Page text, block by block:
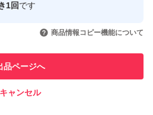
引を完了させた実績があります
での取引実績があります
1回です
商品情報コピー機能について
品ページへ
キャンセル